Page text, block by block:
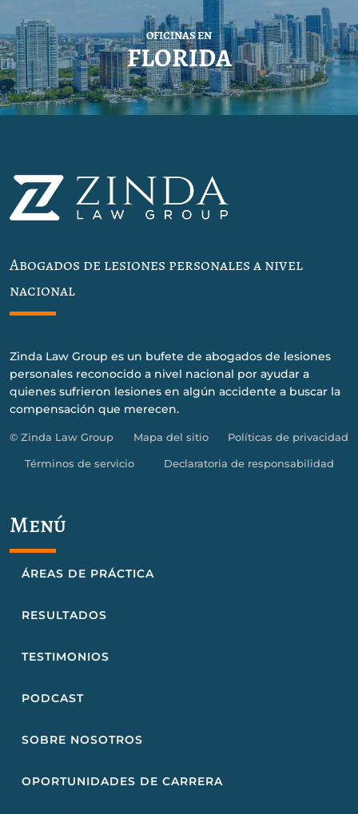
OFICINAS EN
FLORIDA
Abogados de lesiones personales a nivel
nacional
Zinda Law Group es un bufete de abogados de lesiones
personales reconocido a nivel nacional por ayudar a
quienes sufrieron lesiones en algún accidente a buscar la
compensación que merecen.
© Zinda Law Group Mapa del sitio Políticas de privacidad
Términos de servicio Declaratoria de responsabilidad
Menú
ÁREAS DE PRÁCTICA
RESULTADOS
TESTIMONIOS
PODCAST
SOBRE NOSOTROS
OPORTUNIDADES DE CARRERA